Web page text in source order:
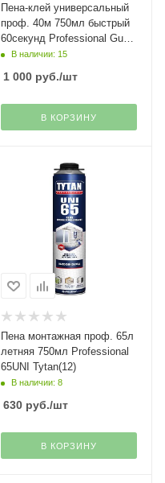
Пена-клей универсальный
проф. 40м 750мл быстрый
60секунд Professional Gun
Tytan(12)
В наличии: 15
1 000руб./шт
В КОРЗИНУ
Пена монтажная проф. 65л
летняя 750мл Professional
65UNI Tytan(12)
В наличии: 8
630руб./шт
В КОРЗИНУ